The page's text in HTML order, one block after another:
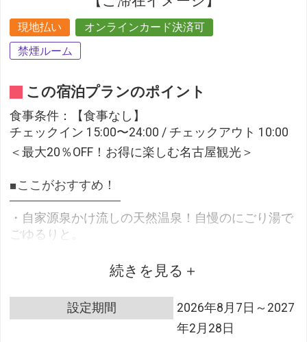
現地払い
オンラインカード決済可
禁煙ルーム
この宿泊プランのポイント
食事条件：【食事なし】
チェックイン 15:00〜24:00 / チェックアウト 10:00
＜最大20％OFF！お得に楽しむ名古屋観光＞
■ここがおすすめ！
━━━━━━━━━
・自家源泉かけ流しの天然温泉！自慢のにごり湯で
ごゆるりと。
店多数。
名古屋観光・出張の拠点としてぜひご利用くださ
続きを見る
設定期間
2026年8月7日～2027
年2月28日